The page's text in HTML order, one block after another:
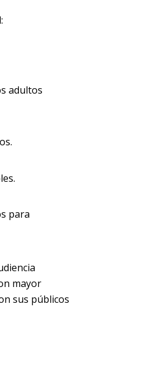
adultos
para
mayor
sus públicos